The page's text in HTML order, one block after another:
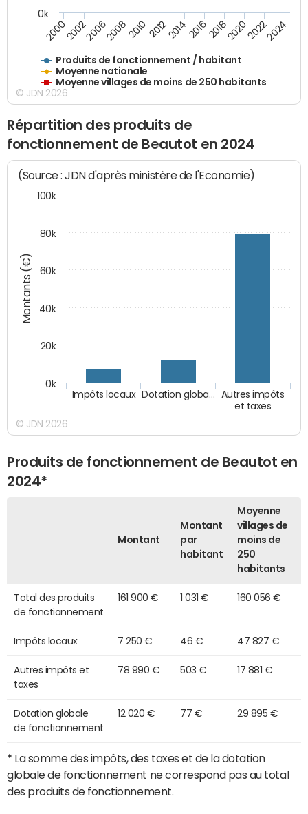
Produits de fonctionnement / habitant
Moyenne nationale
Moyenne villages de moins de 250 habitants
20002002200620082010 2012201420162018202020222024
0k
© JDN 2026
Répartition des produits de
fonctionnement de Beautot en 2024
Montants (€)
(Source : JDN d'après ministère de l'Economie)
Autres impôts
et taxes
Dotation globa…
Impôts locaux
0k
20k
40k
60k
80k
100k
© JDN 2026
Produits de fonctionnement de Beautot en
2024*
Montant
Montant
par
habitant
Moyenne
villages de
moins de
250
habitants
Total des produits
de fonctionnement
161 900 € 1 031 € 160 056 €
Impôts locaux 7 250 € 46 € 47 827 €
Autres impôts et
taxes
78 990 € 503 € 17 881 €
Dotation globale
de fonctionnement
12 020 € 77 € 29 895 €
* La somme des impôts, des taxes et de la dotation
globale de fonctionnement ne correspond pas au total
des produits de fonctionnement.